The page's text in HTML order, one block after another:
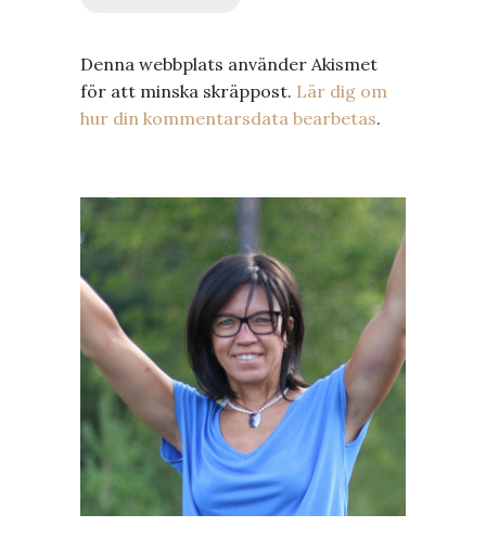
Denna webbplats använder Akismet
för att minska skräppost. Lär dig om
hur din kommentarsdata bearbetas.